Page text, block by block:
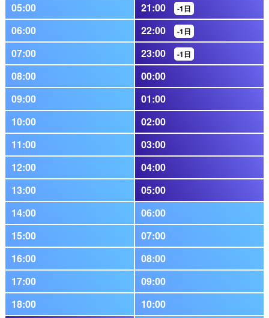
05:00 21:00 -1日
06:00 22:00 -1日
07:00 23:00 -1日
08:00
00:00
09:00
01:00
10:00
02:00
11:00
03:00
12:00
04:00
13:00
05:00
14:00
06:00
15:00
07:00
16:00
08:00
17:00
09:00
18:00
10:00